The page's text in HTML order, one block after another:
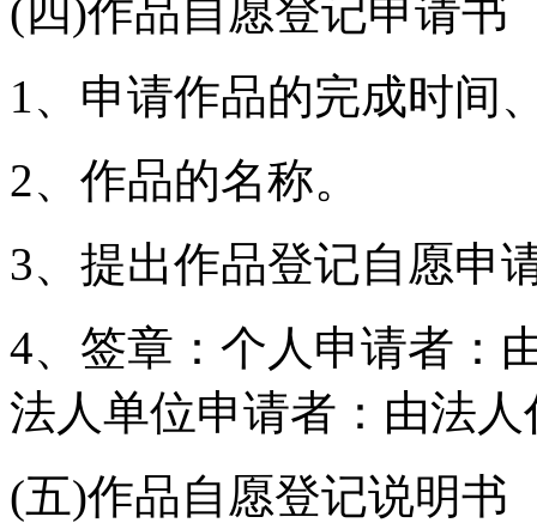
(四)作品自愿登记申请书
1、申请作品的完成时间
2、作品的名称。
3、提出作品登记自愿申
4、签章：个人申请者：
法人单位申请者：由法
(五)作品自愿登记说明书